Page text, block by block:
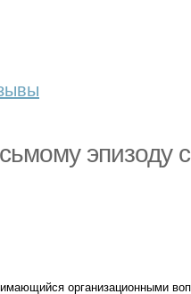
организационными